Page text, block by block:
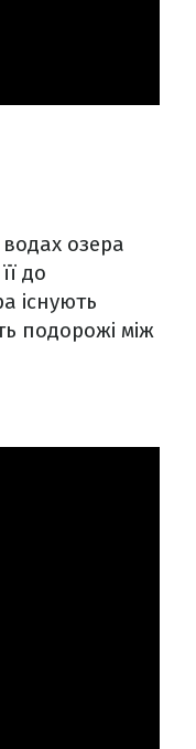
озера
до
існують
подорожі між